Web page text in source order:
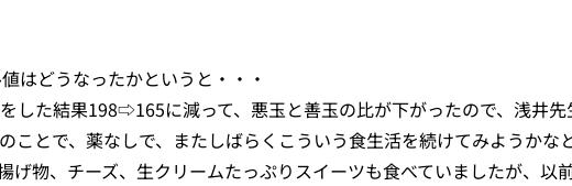
はどうなったかというと・・・
した結果198⇨165に減って、悪玉と善玉の比が下がったので、浅井先
ことで、薬なしで、またしばらくこういう食生活を続けてみようかな
げ物、チーズ、生クリームたっぷりスイーツも食べていましたが、以